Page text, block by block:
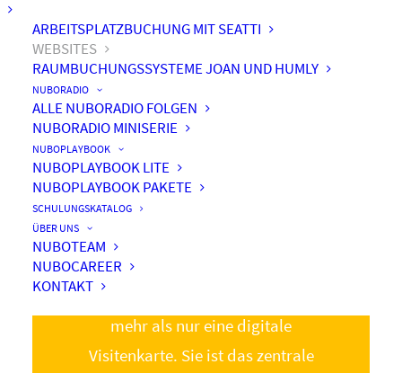
ARBEITSPLATZBUCHUNG MIT SEATTI
WEBSITES
RAUMBUCHUNGSSYSTEME JOAN UND HUMLY
NUBORADIO
ALLE NUBORADIO FOLGEN
NUBORADIO MINISERIE
NUBOPLAYBOOK
NUBOPLAYBOOK LITE
NUBOPLAYBOOK PAKETE
SCHULUNGSKATALOG
ÜBER UNS
NUBOTEAM
NUBOCAREER
KONTAKT
WEBSITE ERSTELLEN
modern.
effektiv.
Eine professionelle Website ist heute
mehr als nur eine digitale
Visitenkarte. Sie ist das zentrale